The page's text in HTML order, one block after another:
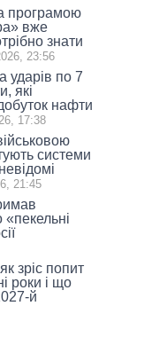
програмою
вже
знати
23:56
ударів по 7
які
нафти
17:38
системи
21:45
зріс попит
роки і що
й